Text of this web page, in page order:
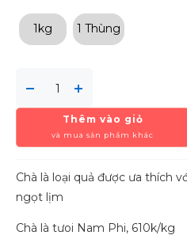
1kg 1 Thùng
Thêm vào giỏ
và mua sản phẩm khác
Chà là loại quả được ưa thích
ngọt lịm
Chà là tưoi Nam Phi, 610k/kg